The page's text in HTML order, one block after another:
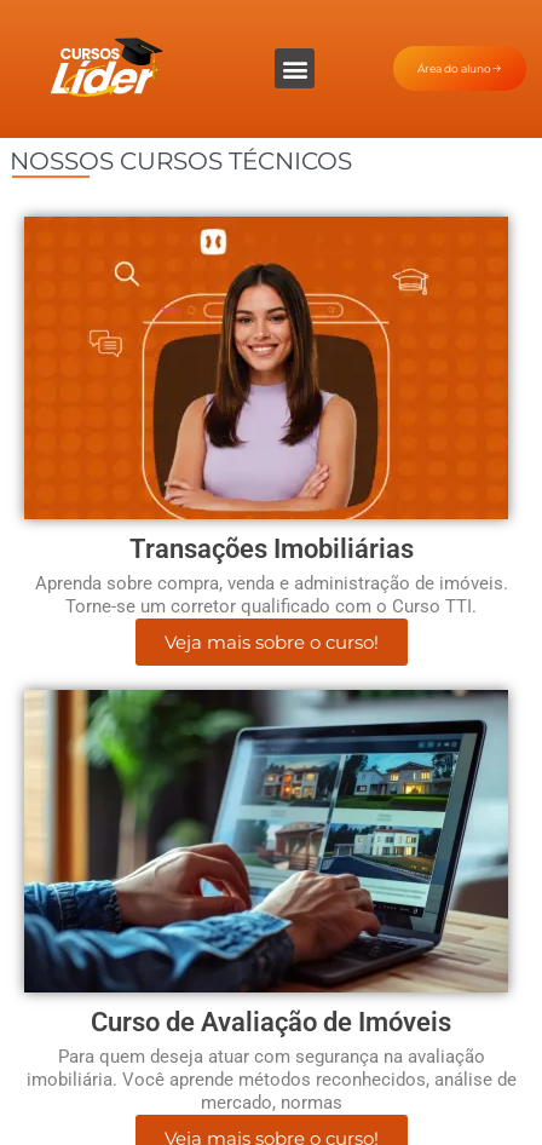
Área do aluno
NOSSOS CURSOS TÉCNICOS
Transações Imobiliárias
Aprenda sobre compra, venda e administração de imóveis.
Torne-se um corretor qualificado com o Curso TTI.
Veja mais sobre o curso!
Curso de Avaliação de Imóveis
Para quem deseja atuar com segurança na avaliação
imobiliária. Você aprende métodos reconhecidos, análise de
mercado, normas
Veja mais sobre o curso!